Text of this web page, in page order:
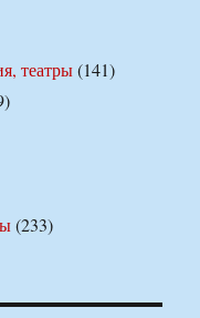
театры(141)
(233)